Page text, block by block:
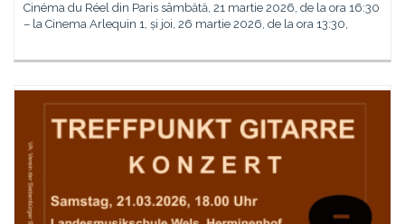
Cinéma du Réel din Paris sâmbătă, 21 martie 2026, de la ora 16:30
– la Cinema Arlequin 1, și joi, 26 martie 2026, de la ora 13:30,